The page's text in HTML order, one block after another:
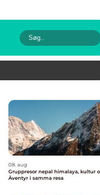
08. aug
Gruppresor nepal himalaya, kultur och
Äventyr i samma resa